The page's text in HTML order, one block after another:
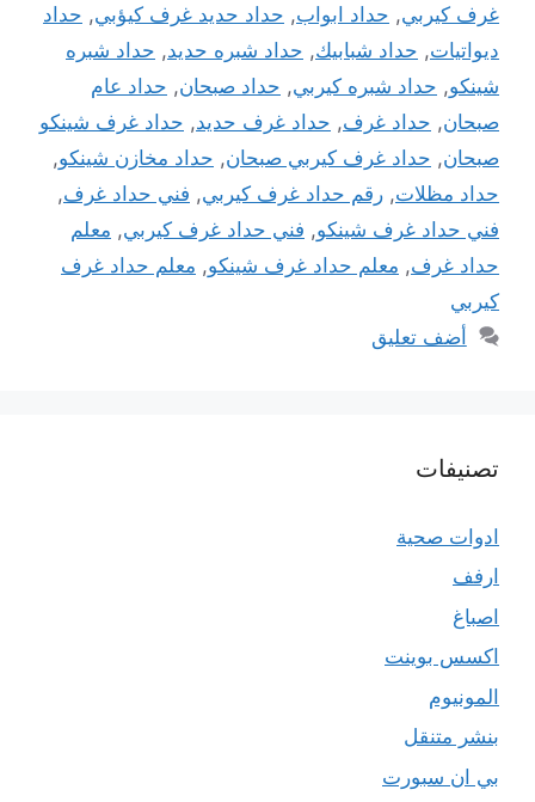
غرف كيربي, حداد ابواب, حداد حديد غرف كيؤبي, حداد
ديواتيات, حداد شبابيك, حداد شبره حديد, حداد شبره
شينكو, حداد شبره كيربي, حداد صبحان, حداد عام
صبحان, حداد غرف, حداد غرف حديد, حداد غرف شينكو
صبحان, حداد غرف كيربي صبحان, حداد مخازن شينكو,
حداد مظلات, رقم حداد غرف كيربي, فني حداد غرف,
فني حداد غرف شينكو, فني حداد غرف كيربي, معلم
حداد غرف, معلم حداد غرف شينكو, معلم حداد غرف
كيربي
أضف تعليق
تصنيفات
ادوات صحية
ارفف
اصباغ
اكسس بوينت
المونيوم
بنشر متنقل
بي ان سبورت